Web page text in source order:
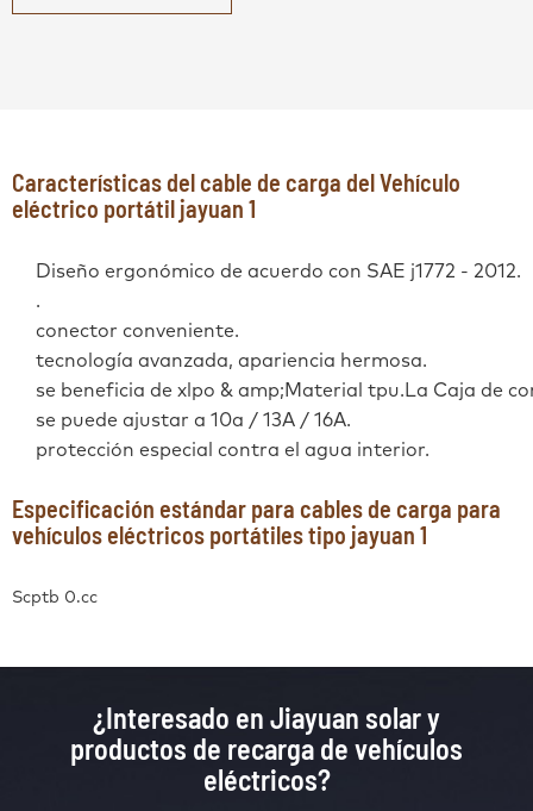
Características del cable de carga del Vehículo
eléctrico portátil jayuan 1
Diseño ergonómico de acuerdo con SAE j1772 - 2012.
.
conector conveniente.
tecnología avanzada, apariencia hermosa.
se beneficia de xlpo & amp;Material tpu.La Caja de
se puede ajustar a 10a / 13A / 16A.
protección especial contra el agua interior.
Especificación estándar para cables de carga para
vehículos eléctricos portátiles tipo jayuan 1
Scptb 0.cc
¿Interesado en Jiayuan solar y
productos de recarga de vehículos
eléctricos?